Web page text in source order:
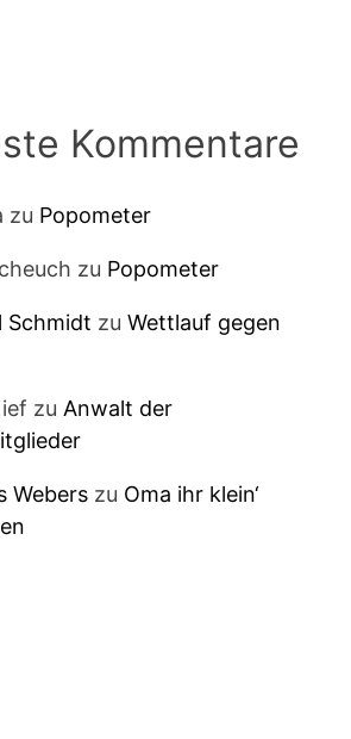
Kommentare
zu Popometer
zu Popometer
Schmidt zu Wettlauf gegen
zu Anwalt der
Weberszu Oma ihr klein‘